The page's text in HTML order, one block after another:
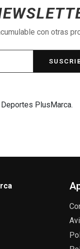
con otras
PlusMarca.